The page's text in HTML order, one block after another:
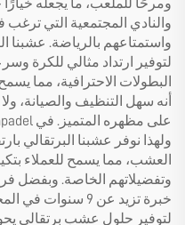
ومرحًا للملعب، ما يجعله خيارًا
والنادي المجتمعية التي ترغب
واستمتاعهم بالرياضة. عشبنا
لتوفير ارتداد مثالي للكرة
البطولات الاحترافية، مما
أنه سهل التنظيف والصيانة،
ولهذا نوفر عشبنا البرتقالي
العشب، مما يسمح للعملاء
وتفضيلاتهم الخاصة. وبفضل
خبرة تزيد عن 9
لتوفير حلول عشب برتقالي